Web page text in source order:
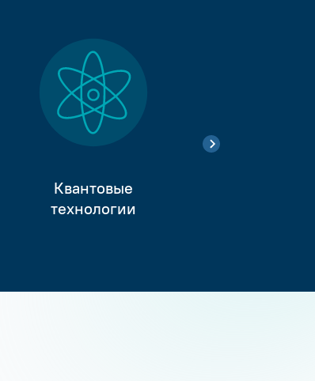
Квантовые
технологии